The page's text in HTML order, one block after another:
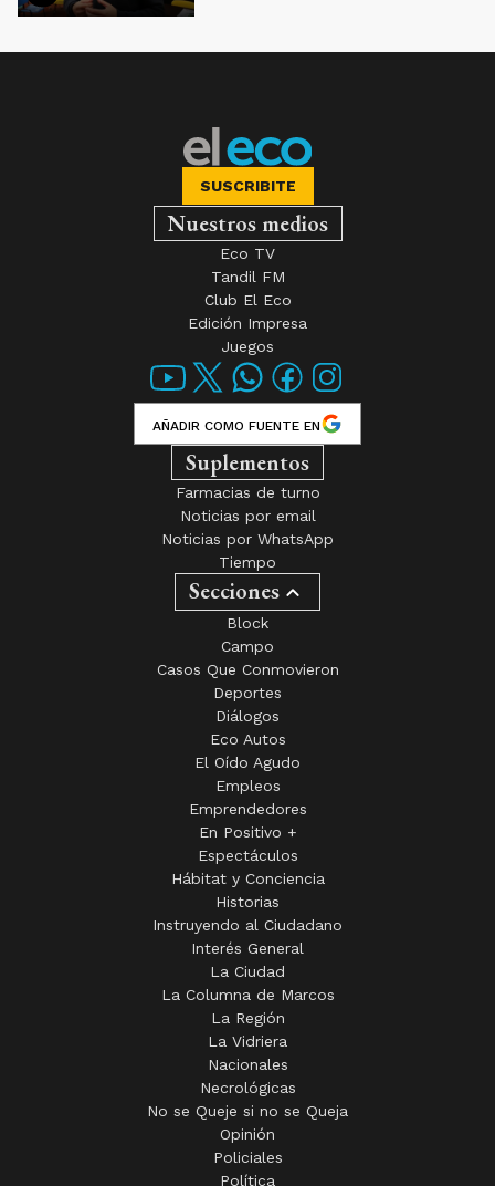
SUSCRIBITE
Nuestros medios
Eco TV
Tandil FM
Club El Eco
Edición Impresa
Juegos
AÑADIR COMO FUENTE EN
Suplementos
Farmacias de turno
Noticias por email
Noticias por WhatsApp
Tiempo
Secciones
Block
Campo
Casos Que Conmovieron
Deportes
Diálogos
Eco Autos
El Oído Agudo
Empleos
Emprendedores
En Positivo +
Espectáculos
Hábitat y Conciencia
Historias
Instruyendo al Ciudadano
Interés General
La Ciudad
La Columna de Marcos
La Región
La Vidriera
Nacionales
Necrológicas
No se Queje si no se Queja
Opinión
Policiales
Política